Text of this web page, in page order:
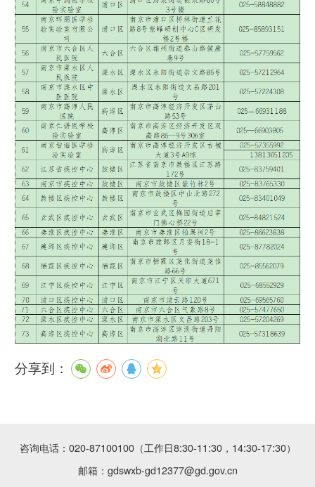
分享到：
咨询电话：020-87100100（工作日8:30-11:30，14:30-17:30）
邮箱：gdswxb-gd12377@gd.gov.cn